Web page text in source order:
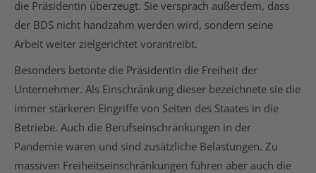
die Präsidentin überzeugt. Sie versprach außerdem, dass
der BDS nicht handzahm werden wird, sondern seine
Arbeit weiter zielgerichtet vorantreibt.
Besonders betonte die Präsidentin die Freiheit der
Unternehmer. Als Einschränkung dieser bezeichnete sie die
immer stärkeren Eingriffe von Seiten des Staates in die
Betriebe. Auch die Berufseinschränkungen in der
Pandemie waren und sind zusätzliche Belastungen. Zu
massiven Freiheitseinschränkungen führen aber auch die